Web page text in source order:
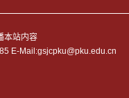
本站内容
E-Mail:gsjcpku@pku.edu.cn